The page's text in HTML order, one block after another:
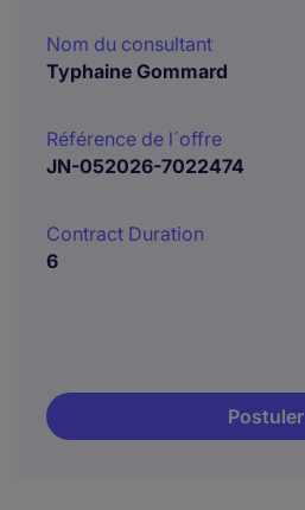
Nom du consultant
Typhaine Gommard
Référence de l´offre
JN-052026-7022474
Contract Duration
6
Postuler